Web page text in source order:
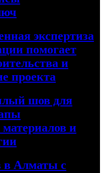
экспертиза
помогает
и
проекта
шов для
и
в Алматы с